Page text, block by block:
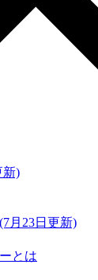
新)
月23日更新)
とは